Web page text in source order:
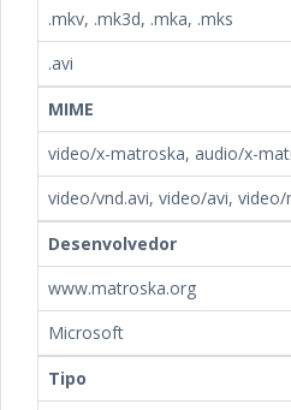
.mkv, .mk3d, .mka, .mks
.avi
MIME
video/x-matroska, audio/x-
video/vnd.avi, video/avi,
Desenvolvedor
www.matroska.org
Microsoft
Tipo